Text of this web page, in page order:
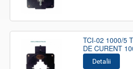
TCI-02 1000/5
DE CURENT
Detalii